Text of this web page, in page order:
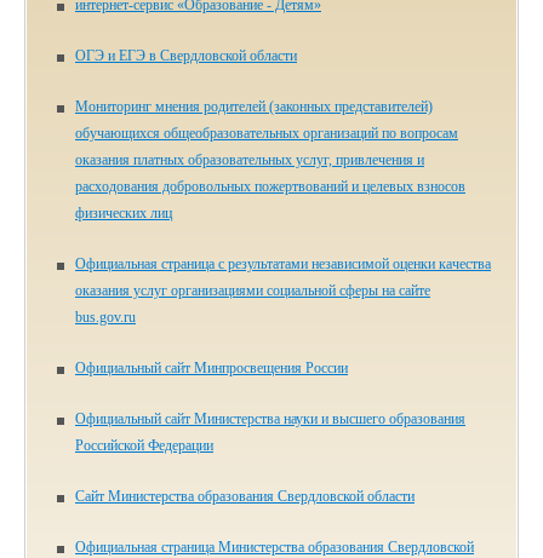
ин­тер­нет-сер­вис «Об­ра­зо­ва­ние - Де­тям»
ОГЭ и ЕГЭ в Свердловской области
Мониторинг мнения родителей (законных представителей)
обучающихся общеобразовательных организаций по вопросам
оказания платных образовательных услуг, привлечения и
расходования добровольных пожертвований и целевых взносов
физических лиц
Официальная страница с результатами независимой оценки качества
оказания услуг организациями социальной сферы на сайте
bus.gov.ru
Официальный сайт Минпросвещения России
Официальный сайт Министерства науки и высшего образования
Российской Федерации
Сайт Министерства образования Свердловской области
Официальная страница Министерства образования Свердловской